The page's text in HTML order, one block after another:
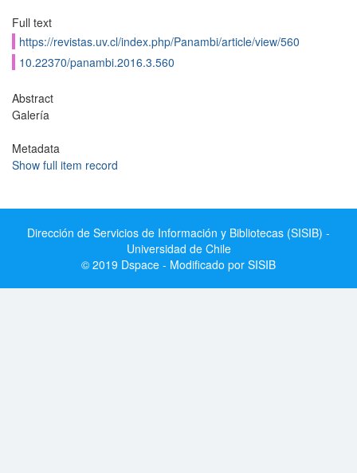
Full text
https://revistas.uv.cl/index.php/Panambi/article/view/560
10.22370/panambi.2016.3.560
Abstract
Galería
Metadata
Show full item record
Dirección de Servicios de Información y Bibliotecas (SISIB) -
Universidad de Chile
© 2019 Dspace - Modificado por SISIB